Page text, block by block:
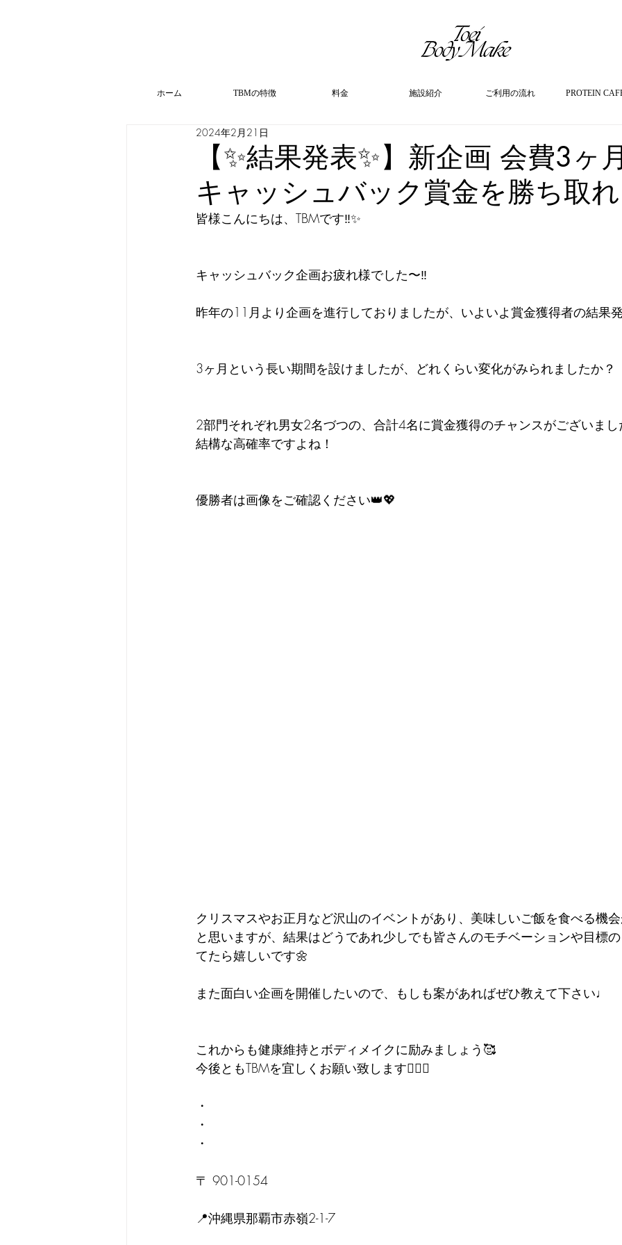
ホーム TBMの特徴 料金 施設紹介 ご利用の流れ PROTEIN
【✨結果発表✨】新企画 会費3ヶ
キャッシュバック賞金を勝ち取
2024年2月21日
皆様こんにちは、TBMです‼︎✨
キャッシュバック企画お疲れ様でした〜‼︎
昨年の11月より企画を進行しておりましたが、いよいよ賞金獲得者の結果
3ヶ月という長い期間を設けましたが、どれくらい変化がみられましたか？
2部門それぞれ男女2名づつの、合計4名に賞金獲得のチャンスがございまし
結構な高確率ですよね！
優勝者は画像をご確認ください👑💖
クリスマスやお正月など沢山のイベントがあり、美味しいご飯を食べる機
と思いますが、結果はどうであれ少しでも皆さんのモチベーションや目標
てたら嬉しいです🌼
また面白い企画を開催したいので、もしも案があればぜひ教えて下さい♩
これからも健康維持とボディメイクに励みましょう🥰
今後ともTBMを宜しくお願い致します🙇‍♀️✨️
・
・
・
〒 901-0154
📍沖縄県那覇市赤嶺2-1-7